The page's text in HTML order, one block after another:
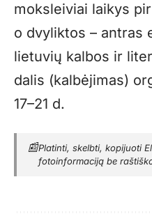
moksleiviai laikys
o dvyliktos – antras
lietuvių kalbos ir
dalis (kalbėjimas)
17–21 d.
📰Platinti, skelbti, kopijuoti
fotoinformaciją be